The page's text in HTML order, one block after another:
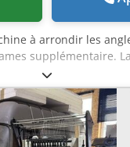
1 mm. Matériau
0,3 mm, minimum 0,1
60 coffrets/minute.
à arrondir les
supplémentaire.
immédiatement.
nous vous
machines
cordialement invités à
dans nos locaux, sur